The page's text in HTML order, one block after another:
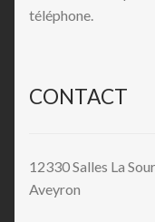
téléphone.
CONTACT
12330 Salles La
Aveyron